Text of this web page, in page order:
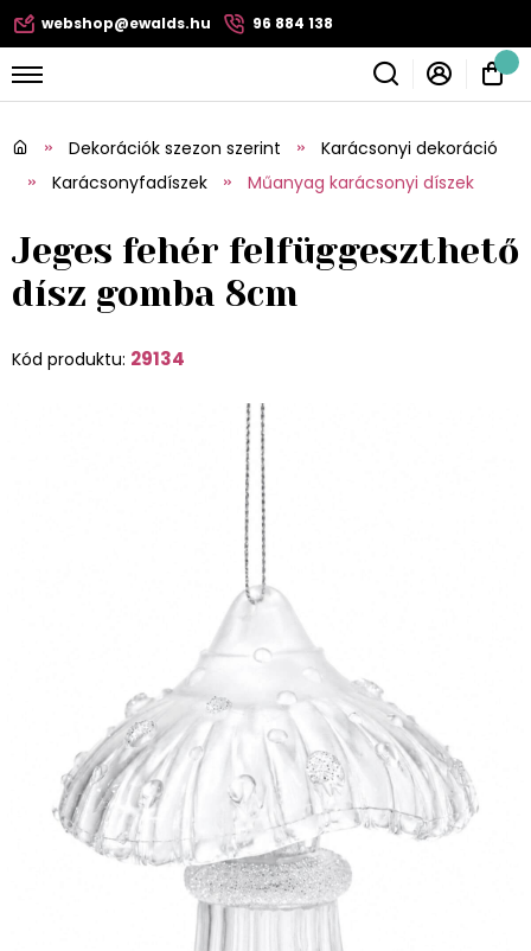
webshop@ewalds.hu 96 884 138
Dekorációk szezon szerint
Karácsonyi dekoráció
Karácsonyfadíszek
Műanyag karácsonyi díszek
Jeges fehér felfüggeszthető
dísz gomba 8cm
Kód produktu: 29134